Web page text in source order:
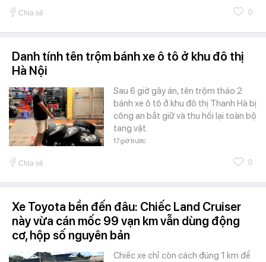
Chia sẻ 0
Danh tính tên trộm bánh xe ô tô ở khu đô thị
Hà Nội
Sau 6 giờ gây án, tên trộm tháo 2
bánh xe ô tô ở khu đô thị Thanh Hà bị
công an bắt giữ và thu hồi lại toàn bộ
tang vật.
17 giờ trước
Chia sẻ 0
Xe Toyota bền đến đâu: Chiếc Land Cruiser
này vừa cán mốc 99 vạn km vẫn dùng động
cơ, hộp số nguyên bản
Chiếc xe chỉ còn cách đúng 1 km để